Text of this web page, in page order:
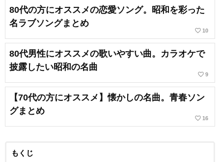
80代の方にオススメの恋愛ソング。昭和を彩った
名ラブソングまとめ
favorite_border 10
80代男性にオススメの歌いやすい曲。カラオケで
披露したい昭和の名曲
favorite_border 9
【70代の方にオススメ】懐かしの名曲。青春ソン
グまとめ
favorite_border 16
もくじ